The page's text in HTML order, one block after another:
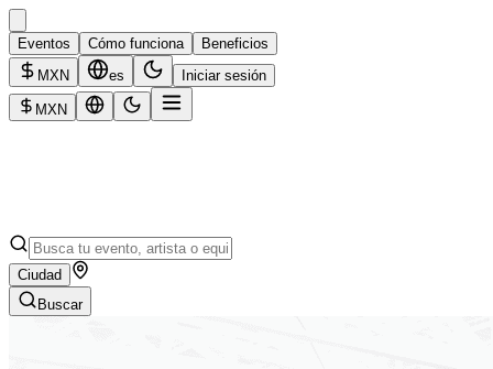
Eventos Cómo funciona
Beneficios
MXN
es Iniciar sesión
MXN
Ciudad
Buscar